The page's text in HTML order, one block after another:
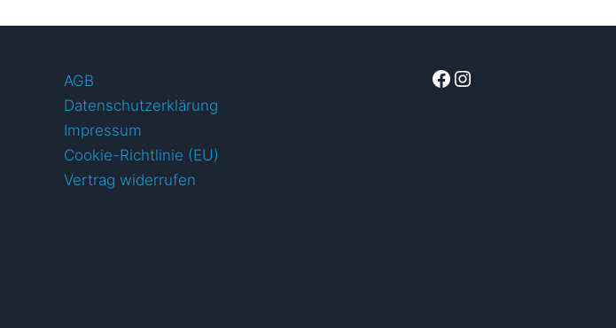
AGB
Datenschutzerklärung
Impressum
Cookie-Richtlinie (EU)
Vertrag widerrufen
Facebook
Instagram